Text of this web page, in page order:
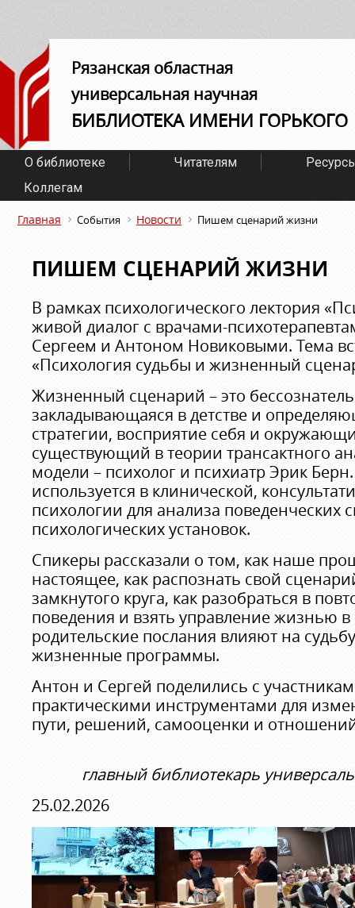
Рязанская областная
универсальная научная
БИБЛИОТЕКА ИМЕНИ ГОРЬКОГО
О библиотеке Читателям
Коллегам
Главная События Новости Пишем сценарий жизни
ПИШЕМ СЦЕНАРИЙ ЖИЗНИ
В рамках психологического лектория
живой диалог с врачами-
Сергеем и Антоном Новиковыми. Тема
«Психология судьбы и жизненный
Жизненный сценарий – это
закладывающаяся в детстве и
стратегии, восприятие себя и
существующий в теории трансактного
модели – психолог и психиатр Эрик
используется в клинической,
психологии для анализа поведенческих
психологических установок.
Спикеры рассказали о том, как наше
настоящее, как распознать свой
замкнутого круга, как разобраться в
поведения и взять управление жизнью в
родительские послания влияют на
жизненные программы.
Антон и Сергей поделились с
практическими инструментами для
пути, решений, самооценки и
главный библиотекарь
25.02.2026